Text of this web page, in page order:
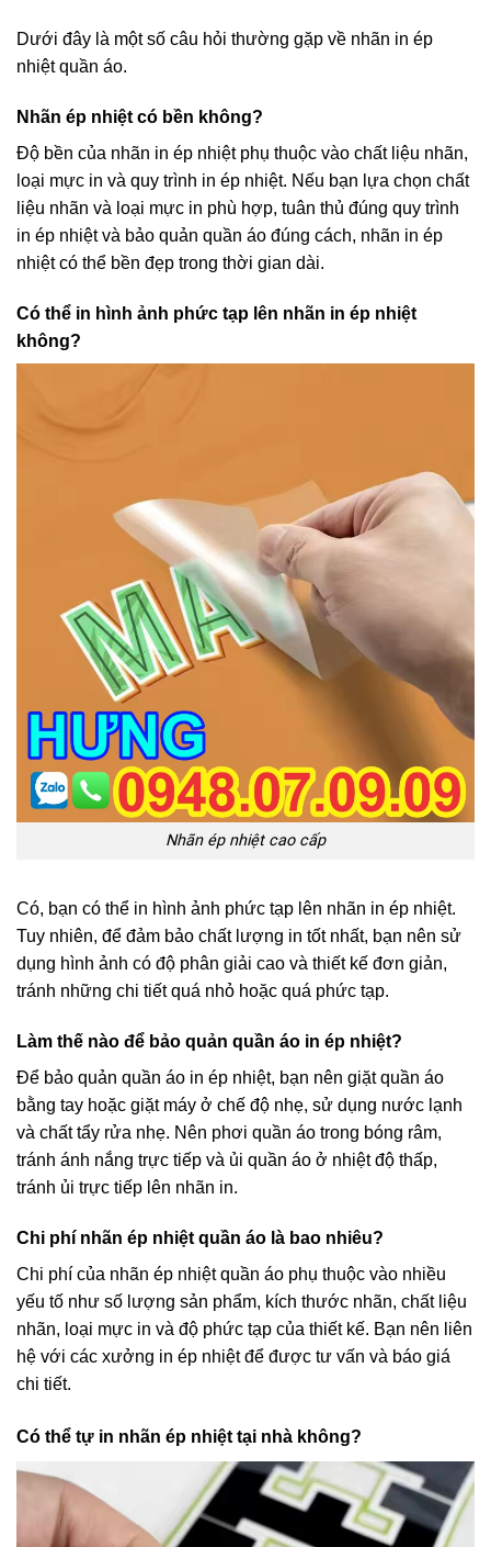
Dưới đây là một số câu hỏi thường gặp về nhãn in ép
nhiệt quần áo.
Nhãn ép nhiệt có bền không?
Độ bền của nhãn in ép nhiệt phụ thuộc vào chất liệu nhãn,
loại mực in và quy trình in ép nhiệt. Nếu bạn lựa chọn chất
liệu nhãn và loại mực in phù hợp, tuân thủ đúng quy trình
in ép nhiệt và bảo quản quần áo đúng cách, nhãn in ép
nhiệt có thể bền đẹp trong thời gian dài.
Có thể in hình ảnh phức tạp lên nhãn in ép nhiệt
không?
Nhãn ép nhiệt cao cấp
Có, bạn có thể in hình ảnh phức tạp lên nhãn in ép nhiệt.
Tuy nhiên, để đảm bảo chất lượng in tốt nhất, bạn nên sử
dụng hình ảnh có độ phân giải cao và thiết kế đơn giản,
tránh những chi tiết quá nhỏ hoặc quá phức tạp.
Làm thế nào để bảo quản quần áo in ép nhiệt?
Để bảo quản quần áo in ép nhiệt, bạn nên giặt quần áo
bằng tay hoặc giặt máy ở chế độ nhẹ, sử dụng nước lạnh
và chất tẩy rửa nhẹ. Nên phơi quần áo trong bóng râm,
tránh ánh nắng trực tiếp và ủi quần áo ở nhiệt độ thấp,
tránh ủi trực tiếp lên nhãn in.
Chi phí nhãn ép nhiệt quần áo là bao nhiêu?
Chi phí của nhãn ép nhiệt quần áo phụ thuộc vào nhiều
yếu tố như số lượng sản phẩm, kích thước nhãn, chất liệu
nhãn, loại mực in và độ phức tạp của thiết kế. Bạn nên liên
hệ với các xưởng in ép nhiệt để được tư vấn và báo giá
chi tiết.
Có thể tự in nhãn ép nhiệt tại nhà không?